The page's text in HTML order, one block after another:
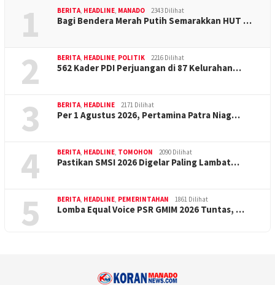
1 BERITA, HEADLINE, MANADO 2343 Dilihat
Bagi Bendera Merah Putih Semarakkan HUT …
2 BERITA, HEADLINE, POLITIK 2216 Dilihat
562 Kader PDI Perjuangan di 87 Kelurahan…
3 BERITA, HEADLINE 2171 Dilihat
Per 1 Agustus 2026, Pertamina Patra Niag…
4 BERITA, HEADLINE, TOMOHON 2090 Dilihat
Pastikan SMSI 2026 Digelar Paling Lambat…
5 BERITA, HEADLINE, PEMERINTAHAN 1861 Dilihat
Lomba Equal Voice PSR GMIM 2026 Tuntas, …